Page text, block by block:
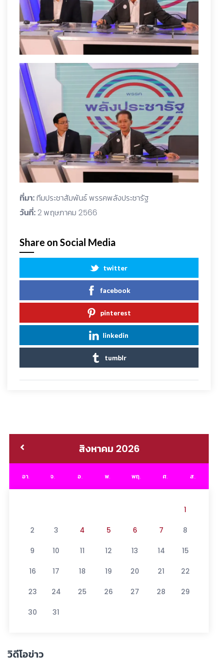
ที่มา:ทีมประชาสัมพันธ์ พรรคพลังประชารัฐ
วันที่: 2 พฤษภาคม 2566
Share on Social Media
twitter
facebook
pinterest
linkedin
tumblr
สิงหาคม 2026
อา. จ. อ. พ. พฤ. ศ. ส.
1
2 3 4 5 6 7 8
9 10 11 12 13 14 15
16 17 18 19 20 21 22
23 24 25 26 27 28 29
30 31
วิดีโอข่าว